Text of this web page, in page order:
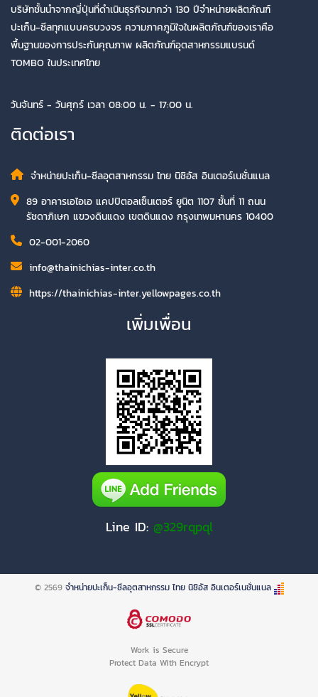
บริษัทชั้นนำจากญี่ปุ่นที่ดำเนินธุรกิจมากว่า 130 ปีจำหน่ายผลิตภัณฑ์
ปะเก็น-ซีลทุกแบบครบวงจร ความภาคภูมิใจในผลิตภัณฑ์ของเราคือ
พื้นฐานของการประกันคุณภาพ ผลิตภัณฑ์อุตสาหกรรมแบรนด์
TOMBO ในประเทศไทย
วันจันทร์ - วันศุกร์ เวลา 08:00 น. - 17:00 น.
ติดต่อเรา
จำหน่ายปะเก็น-ซีลอุตสาหกรรม ไทย นิชิอัส อินเตอร์เนชั่นแนล
89 อาคารเอไอเอ แคปปิตอลเซ็นเตอร์ ยูนิต 1107 ชั้นที่ 11 ถนน
รัชดาภิเษก แขวงดินแดง เขตดินแดง กรุงเทพมหานคร 10400
02-001-2060
info@thainichias-inter.co.th
https://thainichias-inter.yellowpages.co.th
เพิ่มเพื่อน
Line ID: @329rqpql
© 2569 จำหน่ายปะเก็น-ซีลอุตสาหกรรม ไทย นิชิอัส อินเตอร์เนชั่นแนล
Work is Secure
Protect Data With Encrypt